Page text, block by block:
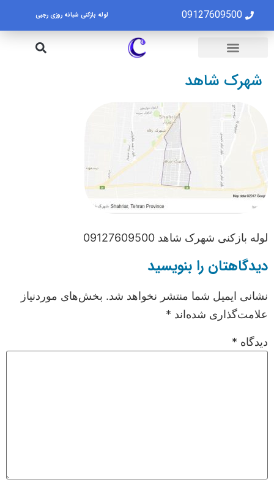
09127609500 لوله بازکنی شبانه روزی رجبی
شهرک شاهد
لوله بازکنی شهرک شاهد 09127609500
دیدگاهتان را بنویسید
نشانی ایمیل شما منتشر نخواهد شد. بخش‌های موردنیاز
علامت‌گذاری شده‌اند *
دیدگاه *